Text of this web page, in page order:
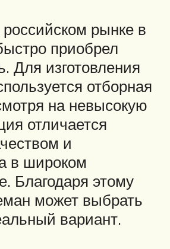
рынке в
приобрел
Для изготовления
отборная
на невысокую
отличается
и
в широком
Благодаря этому
может выбрать
вариант.